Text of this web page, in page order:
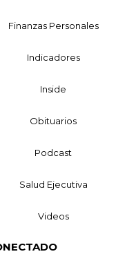
Finanzas Personales
Indicadores
Inside
Obituarios
Podcast
Salud Ejecutiva
Videos